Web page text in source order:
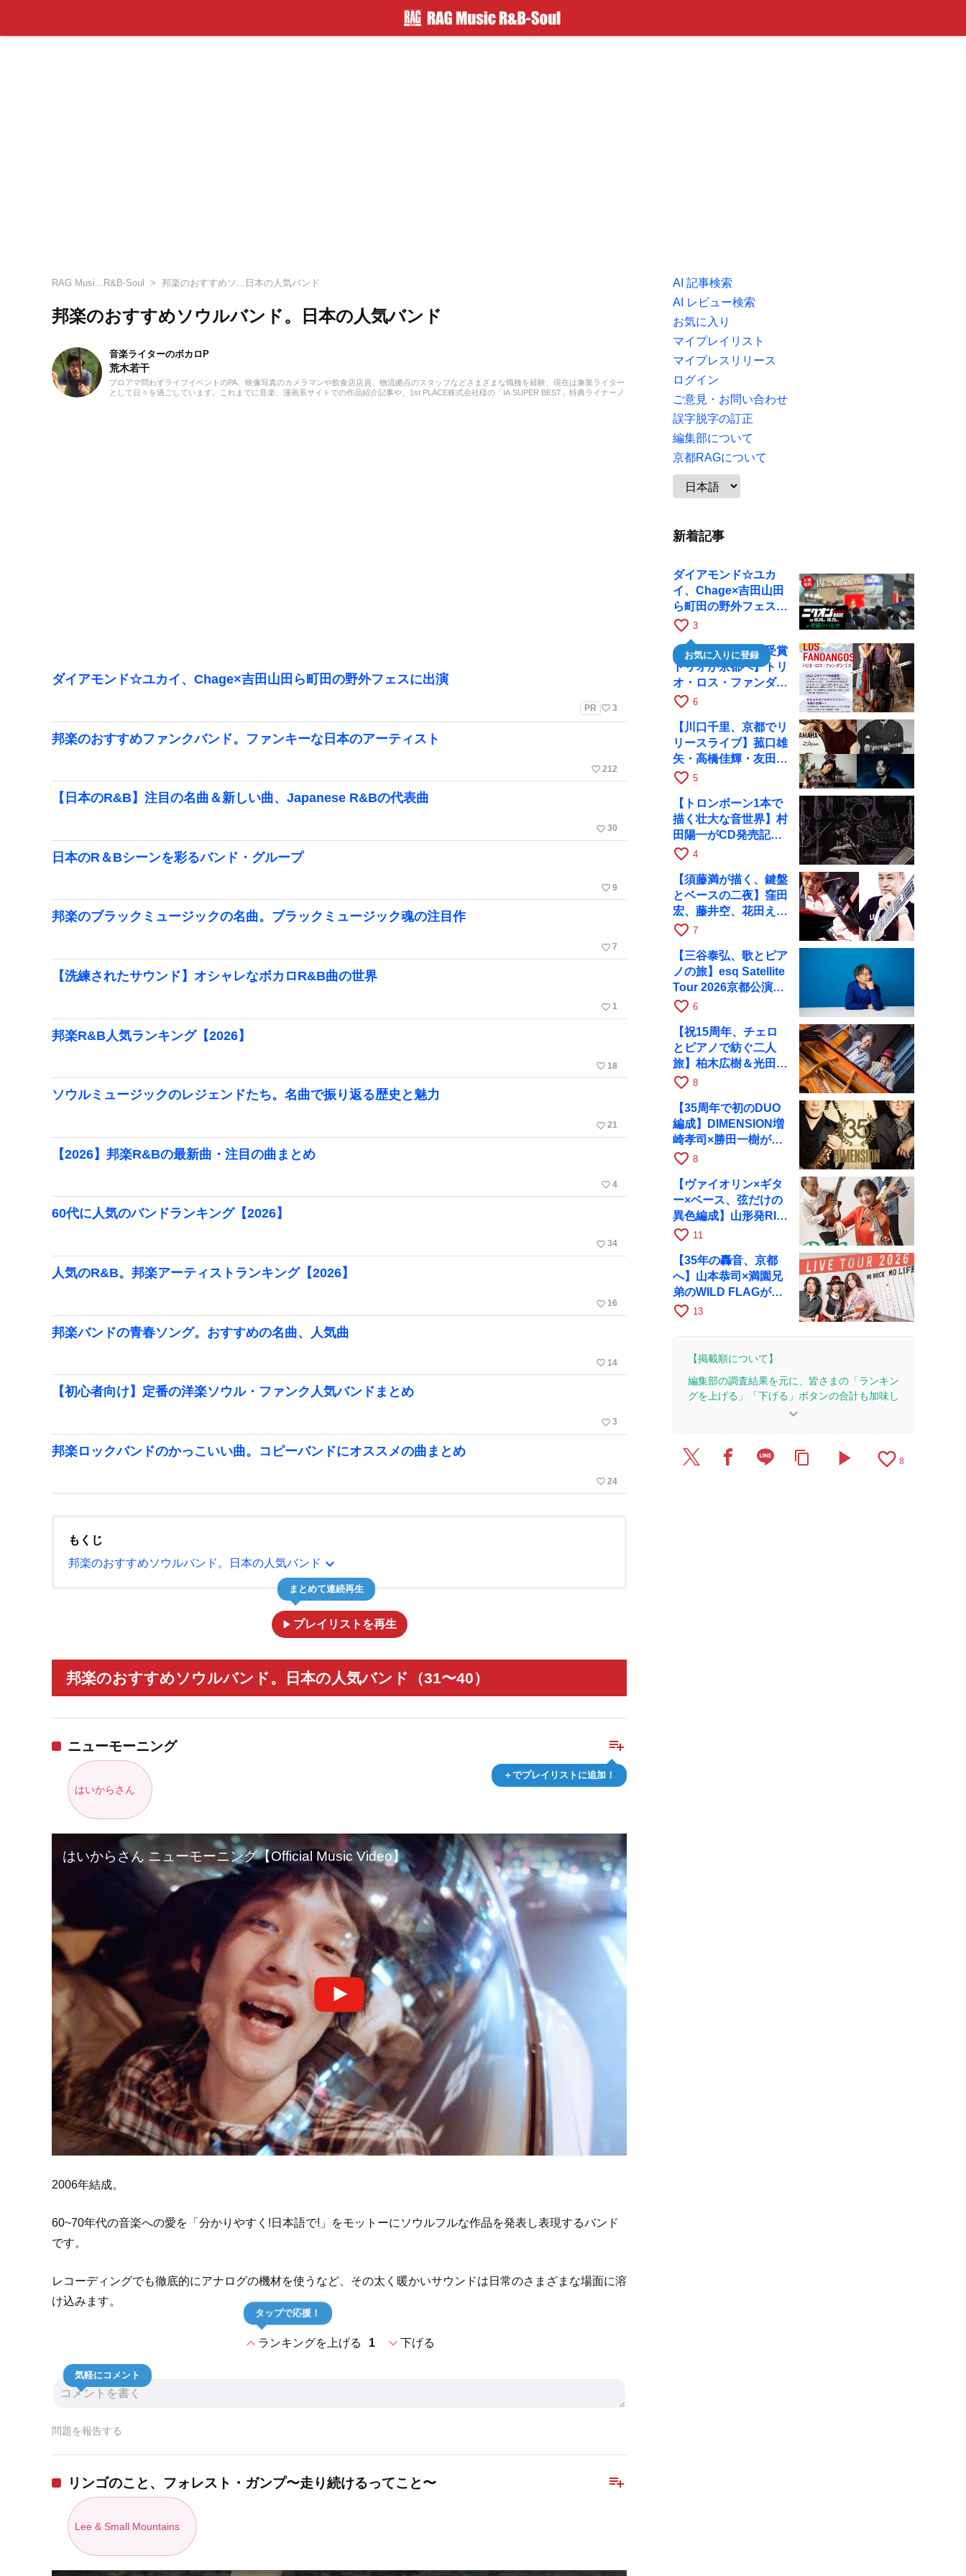
RAG Musi...R&B-Soul 邦楽のおすすめソ...日本の人気バンド
邦楽のおすすめソウルバンド。日本の人気バンド
音楽ライターのボカロP
荒木若干
プロアマ問わずライブイベントのPA、映像写真のカメラマンや飲食店店員、物流拠点のスタッフなどさまざまな職種を経験、現在は兼業ライター
として日々を過ごしています。これまでに音楽、漫画系サイトでの作品紹介記事や、1st PLACE株式会社様の「IA SUPER BEST」特典ライナーノ
ダイアモンド☆ユカイ、Chage×吉田山田ら町田の野外フェスに出演
PR favorite_border 3
邦楽のおすすめファンクバンド。ファンキーな日本のアーティスト
favorite_border 212
【日本のR&B】注目の名曲＆新しい曲、Japanese R&Bの代表曲
favorite_border 30
日本のR＆Bシーンを彩るバンド・グループ
favorite_border 9
邦楽のブラックミュージックの名曲。ブラックミュージック魂の注目作
favorite_border 7
【洗練されたサウンド】オシャレなボカロR&B曲の世界
favorite_border 1
邦楽R&B人気ランキング【2026】
favorite_border 18
ソウルミュージックのレジェンドたち。名曲で振り返る歴史と魅力
favorite_border 21
【2026】邦楽R&Bの最新曲・注目の曲まとめ
favorite_border 4
60代に人気のバンドランキング【2026】
favorite_border 34
人気のR&B。邦楽アーティストランキング【2026】
favorite_border 16
邦楽バンドの青春ソング。おすすめの名曲、人気曲
favorite_border 14
【初心者向け】定番の洋楽ソウル・ファンク人気バンドまとめ
favorite_border 3
邦楽ロックバンドのかっこいい曲。コピーバンドにオススメの曲まとめ
favorite_border 24
もくじ
邦楽のおすすめソウルバンド。日本の人気バンド expand_more
play_arrow プレイリストを再生
まとめて連続再生
邦楽のおすすめソウルバンド。日本の人気バンド（31〜40）
playlist_add
＋でプレイリストに追加！
ニューモーニング
はいからさん
はいからさん ニューモーニング【Official Music Video】
2006年結成。
60~70年代の音楽への愛を「分かりやすく!日本語で!」をモットーにソウルフルな作品を発表し表現するバンド
です。
レコーディングでも徹底的にアナログの機材を使うなど、その太く暖かいサウンドは日常のさまざまな場面に溶
け込みます。
expand_lessランキングを上げる 1
タップで応援！
expand_more下げる
気軽にコメント
問題を報告する
playlist_add
リンゴのこと、フォレスト・ガンプ〜走り続けるってこと〜
Lee & Small Mountains
AI 記事検索
AI レビュー検索
お気に入り
マイプレイリスト
マイプレスリリース
ログイン
ご意見・お問い合わせ
誤字脱字の訂正
編集部について
京都RAGについて
新着記事
ダイアモンド☆ユカ
イ、Chage×吉田山田
ら町田の野外フェスに
出演
favorite_border 3
お気に入りに登録
【日本タンゴ大賞受賞
トリオが京都へ】トリ
オ・ロス・ファンダン
ゴスが10月9日にRAG
favorite_border 6
【川口千里、京都でリ
リースライブ】菰口雄
矢・高橋佳輝・友田ジ
ュンと9月28日にRAG
favorite_border 5
【トロンボーン1本で
描く壮大な音世界】村
田陽一がCD発売記念
ツアーで9月4日に京
favorite_border 4
【須藤満が描く、鍵盤
とベースの二夜】窪田
宏、藤井空、花田えみ
と京都RAGで共演
favorite_border 7
【三谷泰弘、歌とピア
ノの旅】esq Satellite
Tour 2026京都公演を
10月に開催
favorite_border 6
【祝15周年、チェロ
とピアノで紡ぐ二人
旅】柏木広樹＆光田健
一が11月12日に京都
favorite_border 8
【35周年で初のDUO
編成】DIMENSION増
崎孝司×勝田一樹が10
月11日に京都RAGへ
favorite_border 8
【ヴァイオリン×ギタ
ー×ベース、弦だけの
異色編成】山形発RIM
が初全国ツアーで8月
favorite_border 11
【35年の轟音、京都
へ】山本恭司×満園兄
弟のWILD FLAGが8
月6日にRAGでライブ
favorite_border 13
【掲載順について】
編集部の調査結果を元に、皆さまの「ランキン
グを上げる」「下げる」ボタンの合計も加味し
2025/5/14：2本のレビューを追加・更新。
2021/3/29：12本のレビューを追加・更新して、記
keyboard_arrow_down
content_copy play_arrow favorite_border 8